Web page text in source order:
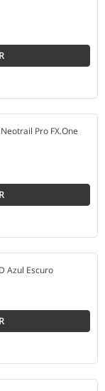
Pro FX.One
Azul Escuro